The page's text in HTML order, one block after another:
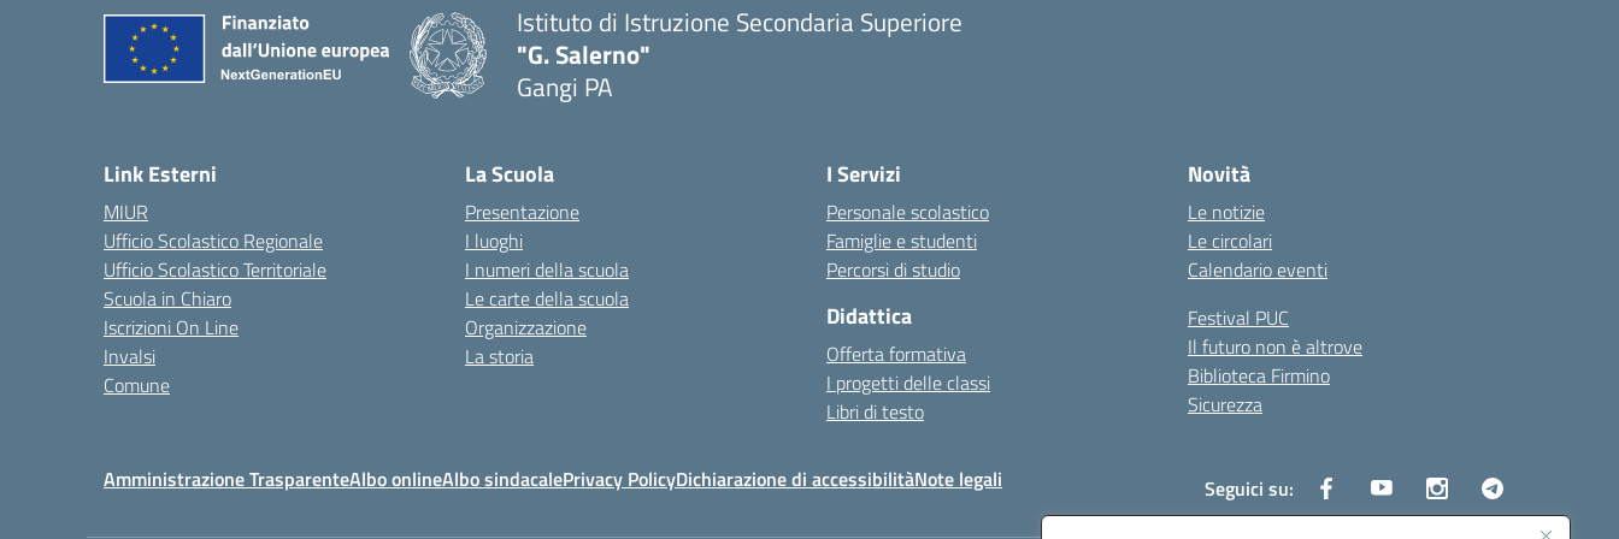
Istituto di Istruzione Secondaria Superiore
"G. Salerno"
Gangi PA
Link Esterni
MIUR
Ufficio Scolastico Regionale
Ufficio Scolastico Territoriale
Scuola in Chiaro
Iscrizioni On Line
Invalsi
Comune
La Scuola
Presentazione
I luoghi
I numeri della scuola
Le carte della scuola
Organizzazione
La storia
I Servizi
Personale scolastico
Famiglie e studenti
Percorsi di studio
Didattica
Offerta formativa
I progetti delle classi
Libri di testo
Novità
Le notizie
Le circolari
Calendario eventi
Festival PUC
Il futuro non è altrove
Biblioteca Firmino
Sicurezza
Amministrazione TrasparenteAlbo onlineAlbo sindacalePrivacy PolicyDichiarazione di accessibilitàNote legali Seguici su: